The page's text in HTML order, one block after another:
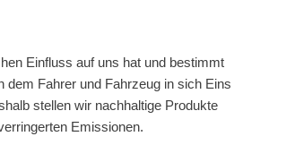
Einfluss auf uns hat und bestimmt
Fahrer und Fahrzeug in sich Eins
stellen wir nachhaltige Produkte
Emissionen.